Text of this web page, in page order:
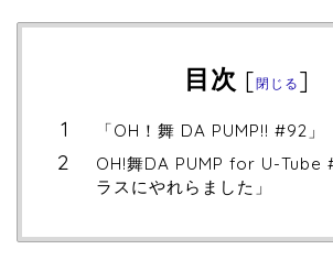
目次 [閉じる ]
「OH！舞 DA PUMP!! #92」
OH!舞DA PUMP for U-Tube
ラスにやれらました」